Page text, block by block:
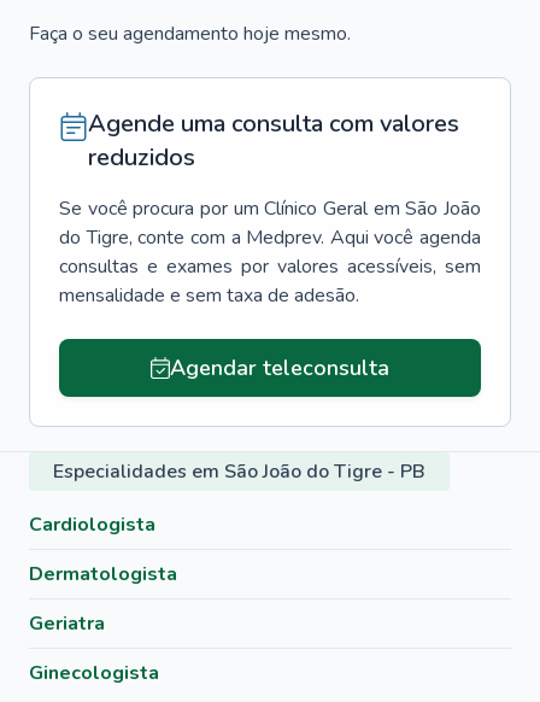
Faça o seu agendamento hoje mesmo.
Agende uma consulta com valores
reduzidos
Se você procura por um Clínico Geral em São João
do Tigre, conte com a Medprev. Aqui você agenda
consultas e exames por valores acessíveis, sem
mensalidade e sem taxa de adesão.
Agendar teleconsulta
Especialidades em São João do Tigre - PB
Cardiologista
Dermatologista
Geriatra
Ginecologista